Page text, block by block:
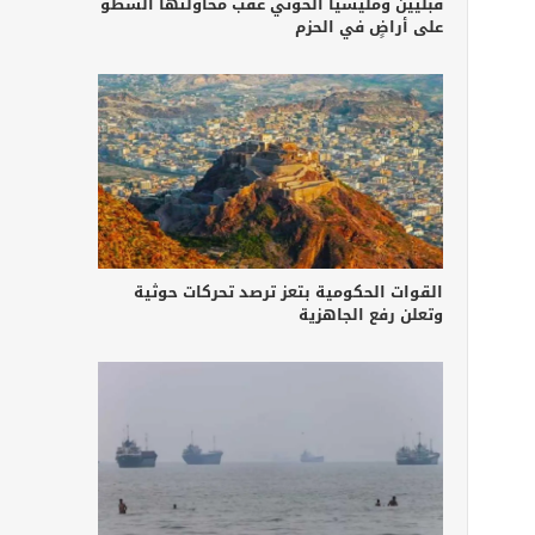
على أراضٍ في الحزم
القوات الحكومية بتعز ترصد تحركات حوثية
وتعلن رفع الجاهزية